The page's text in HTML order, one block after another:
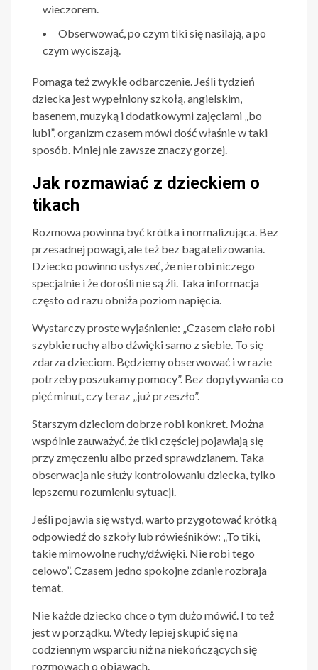
wieczorem.
Obserwować, po czym tiki się nasilają, a po
czym wyciszają.
Pomaga też zwykłe odbarczenie. Jeśli tydzień
dziecka jest wypełniony szkołą, angielskim,
basenem, muzyką i dodatkowymi zajęciami „bo
lubi”, organizm czasem mówi dość właśnie w taki
sposób. Mniej nie zawsze znaczy gorzej.
Jak rozmawiać z dzieckiem o
tikach
Rozmowa powinna być krótka i normalizująca. Bez
przesadnej powagi, ale też bez bagatelizowania.
Dziecko powinno usłyszeć, że nie robi niczego
specjalnie i że dorośli nie są źli. Taka informacja
często od razu obniża poziom napięcia.
Wystarczy proste wyjaśnienie: „Czasem ciało robi
szybkie ruchy albo dźwięki samo z siebie. To się
zdarza dzieciom. Będziemy obserwować i w razie
potrzeby poszukamy pomocy”. Bez dopytywania co
pięć minut, czy teraz „już przeszło”.
Starszym dzieciom dobrze robi konkret. Można
wspólnie zauważyć, że tiki częściej pojawiają się
przy zmęczeniu albo przed sprawdzianem. Taka
obserwacja nie służy kontrolowaniu dziecka, tylko
lepszemu rozumieniu sytuacji.
Jeśli pojawia się wstyd, warto przygotować krótką
odpowiedź do szkoły lub rówieśników: „To tiki,
takie mimowolne ruchy/dźwięki. Nie robi tego
celowo”. Czasem jedno spokojne zdanie rozbraja
temat.
Nie każde dziecko chce o tym dużo mówić. I to też
jest w porządku. Wtedy lepiej skupić się na
codziennym wsparciu niż na niekończących się
rozmowach o objawach.